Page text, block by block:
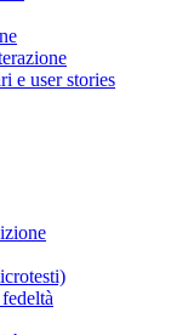
e user stories